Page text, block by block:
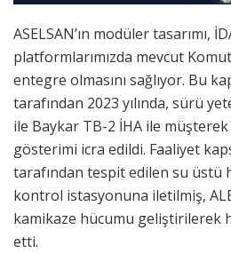
ASELSAN’ın modüler tasarımı,
platformlarımızda mevcut
entegre olmasını sağlıyor. Bu
tarafından 2023 yılında, sürü
ile Baykar TB-2 İHA ile
gösterimi icra edildi. Faaliyet
tarafından tespit edilen su üstü
kontrol istasyonuna iletilmiş,
kamikaze hücumu geliştirilerek
etti.